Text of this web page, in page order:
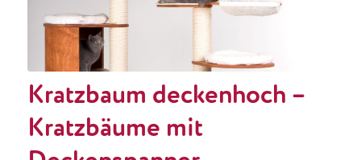
Kratzbaum deckenhoch –
Kratzbäume mit